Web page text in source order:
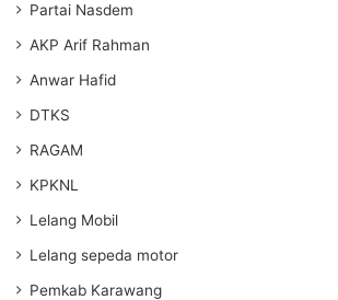
Partai Nasdem
AKP Arif Rahman
Anwar Hafid
DTKS
RAGAM
KPKNL
Lelang Mobil
Lelang sepeda motor
Pemkab Karawang